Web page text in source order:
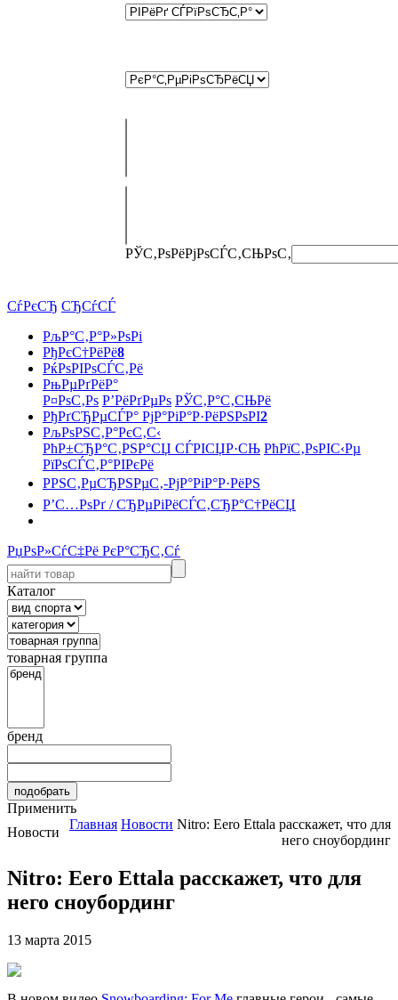
РЎС‚РѕРёРјРѕСЃС‚СЊРѕС‚
СѓРєСЂ СЂСѓСЃ
РљР°С‚Р°Р»РѕРі
РђРєС†РёРё8
РќРѕРІРѕСЃС‚Рё
РњРµРґРёР°
Р¤РѕС‚Рѕ Р’РёРґРµРѕ РЎС‚Р°С‚СЊРё
РђРґСЂРµСЃР° РјР°РіР°Р·РёРЅРѕРІ2
РљРѕРЅС‚Р°РєС‚С‹
РћР±СЂР°С‚РЅР°СЏ СЃРІСЏР·СЊ РћРїС‚РѕРІС‹Рµ
РїРѕСЃС‚Р°РІРєРё
РРЅС‚РµСЂРЅРµС‚-РјР°РіР°Р·РёРЅ
Р’С…РѕРґ / СЂРµРіРёСЃС‚СЂР°С†РёСЏ
РџРѕР»СѓС‡Рё РєР°СЂС‚Сѓ
Каталог
товарная группа
бренд
Применить
Новости
Главная Новости Nitro: Eero Ettala расскажет, что для
него сноубординг
Nitro: Eero Ettala расскажет, что для
него сноубординг
13 марта 2015